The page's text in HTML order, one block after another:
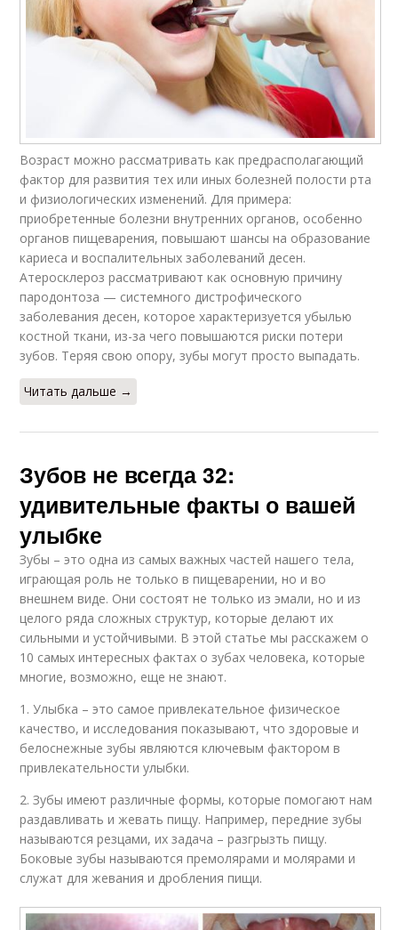
Возраст можно рассматривать как предрасполагающий
фактор для развития тех или иных болезней полости рта
и физиологических изменений. Для примера:
приобретенные болезни внутренних органов, особенно
органов пищеварения, повышают шансы на образование
кариеса и воспалительных заболеваний десен.
Атеросклероз рассматривают как основную причину
пародонтоза — системного дистрофического
заболевания десен, которое характеризуется убылью
костной ткани, из-за чего повышаются риски потери
зубов. Теряя свою опору, зубы могут просто выпадать.
Читать дальше →
Зубов не всегда 32:
удивительные факты о вашей
улыбке
Зубы – это одна из самых важных частей нашего тела,
играющая роль не только в пищеварении, но и во
внешнем виде. Они состоят не только из эмали, но и из
целого ряда сложных структур, которые делают их
сильными и устойчивыми. В этой статье мы расскажем о
10 самых интересных фактах о зубах человека, которые
многие, возможно, еще не знают.
1. Улыбка – это самое привлекательное физическое
качество, и исследования показывают, что здоровые и
белоснежные зубы являются ключевым фактором в
привлекательности улыбки.
2. Зубы имеют различные формы, которые помогают нам
раздавливать и жевать пищу. Например, передние зубы
называются резцами, их задача – разгрызть пищу.
Боковые зубы называются премолярами и молярами и
служат для жевания и дробления пищи.